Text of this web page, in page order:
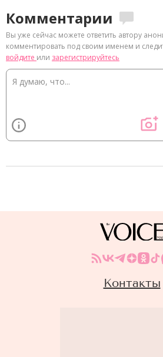
Комментарии
Вы уже сейчас можете ответить автору
комментировать под своим именем и
войдите или зарегистрируйтесь
Контакты